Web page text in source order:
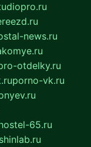
news.ru
otdelky.ru
porno-vk.ru
65.ru